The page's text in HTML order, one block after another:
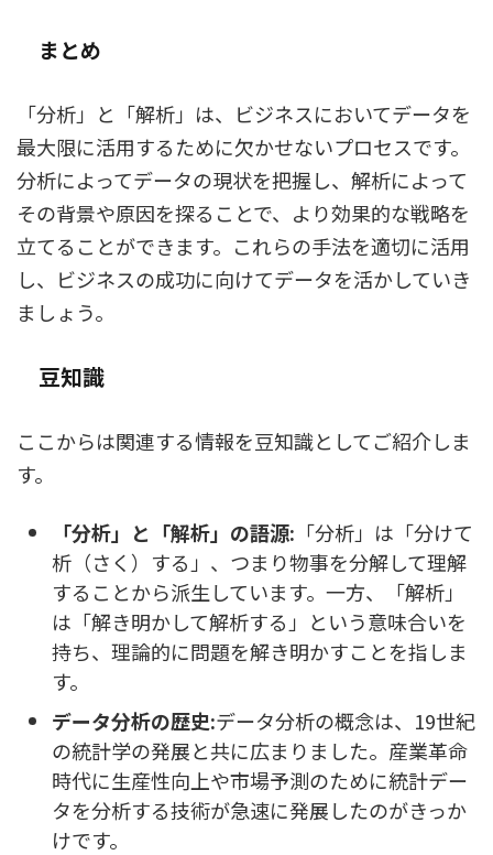
まとめ
「分析」と「解析」は、ビジネスにおいてデータを
最大限に活用するために欠かせないプロセスです。
分析によってデータの現状を把握し、解析によって
その背景や原因を探ることで、より効果的な戦略を
立てることができます。これらの手法を適切に活用
し、ビジネスの成功に向けてデータを活かしていき
ましょう。
豆知識
ここからは関連する情報を豆知識としてご紹介しま
す。
「分析」と「解析」の語源: 「分析」は「分けて
析（さく）する」、つまり物事を分解して理解
することから派生しています。一方、「解析」
は「解き明かして解析する」という意味合いを
持ち、理論的に問題を解き明かすことを指しま
す。
データ分析の歴史:データ分析の概念は、19世紀
の統計学の発展と共に広まりました。産業革命
時代に生産性向上や市場予測のために統計デー
タを分析する技術が急速に発展したのがきっか
けです。